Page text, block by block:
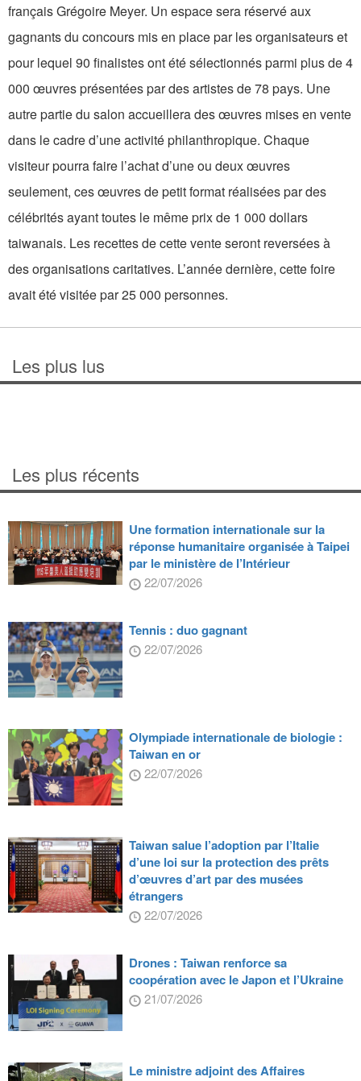
français Grégoire Meyer. Un espace sera réservé aux
gagnants du concours mis en place par les organisateurs et
pour lequel 90 finalistes ont été sélectionnés parmi plus de 4
000 œuvres présentées par des artistes de 78 pays. Une
autre partie du salon accueillera des œuvres mises en vente
dans le cadre d’une activité philanthropique. Chaque
visiteur pourra faire l’achat d’une ou deux œuvres
seulement, ces œuvres de petit format réalisées par des
célébrités ayant toutes le même prix de 1 000 dollars
taiwanais. Les recettes de cette vente seront reversées à
des organisations caritatives. L’année dernière, cette foire
avait été visitée par 25 000 personnes.
Les plus lus
Les plus récents
Une formation internationale sur la
réponse humanitaire organisée à Taipei
par le ministère de l’Intérieur
22/07/2026
Tennis : duo gagnant
22/07/2026
Olympiade internationale de biologie :
Taiwan en or
22/07/2026
Taiwan salue l’adoption par l’Italie
d’une loi sur la protection des prêts
d’œuvres d’art par des musées
étrangers
22/07/2026
Drones : Taiwan renforce sa
coopération avec le Japon et l’Ukraine
21/07/2026
Le ministre adjoint des Affaires